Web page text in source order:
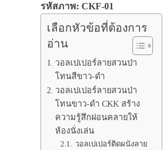
รหัสภาพ: CKF-01
เลือกหัวข้อที่ต้องการ
อ่าน
วอลเปเปอร์ลายสวนป่า
โทนสีขาว-ดำ
วอลเปเปอร์ลายสวนป่า
โทนขาว-ดำ CKK สร้าง
ความรู้สึกผ่อนคลายให้
ห้องนั่งเล่น
วอลเปเปอร์ติดผนังลาย